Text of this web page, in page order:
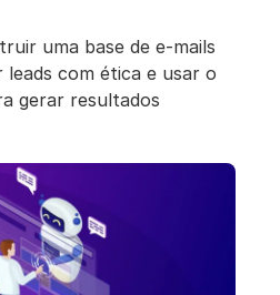
uma base de e-mails
com ética e usar o
gerar resultados